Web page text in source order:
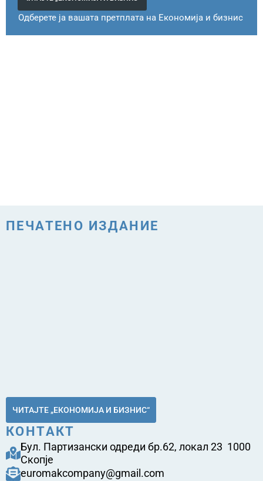
Одберете ја вашата претплата на Економија и бизнис
ПЕЧАТЕНО ИЗДАНИЕ
ЧИТАЈТЕ „ЕКОНОМИЈА И БИЗНИС“
КОНТАКТ
Бул. Партизански одреди бр.62, локал 23 1000
Скопје
euromakcompany@gmail.com